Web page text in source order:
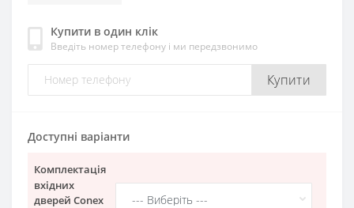
Купити в один клік
Введіть номер телефону і ми передзвонимо
Купити
Доступні варіанти
Комплектація
вхідних
дверей Conex